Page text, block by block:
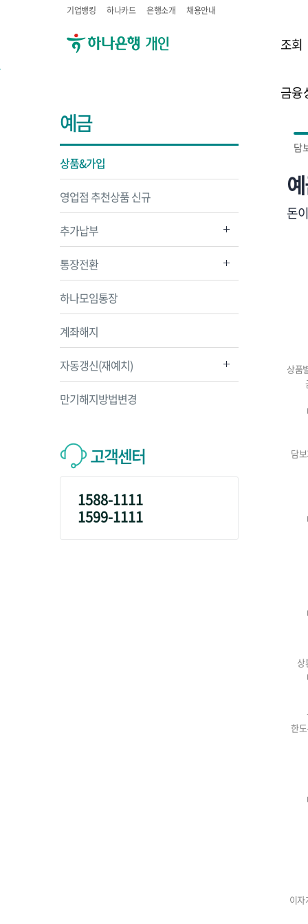
기업뱅킹 하나카드 은행소개 채용안내
조회
금융
예금
상품&가입
영업점 추천상품 신규
추가납부
통장전환
하나모임통장
계좌해지
자동갱신(재예치)
만기해지방법변경
고객센터
1588-1111
1599-1111
담
돈
상품
담
상
한
이자